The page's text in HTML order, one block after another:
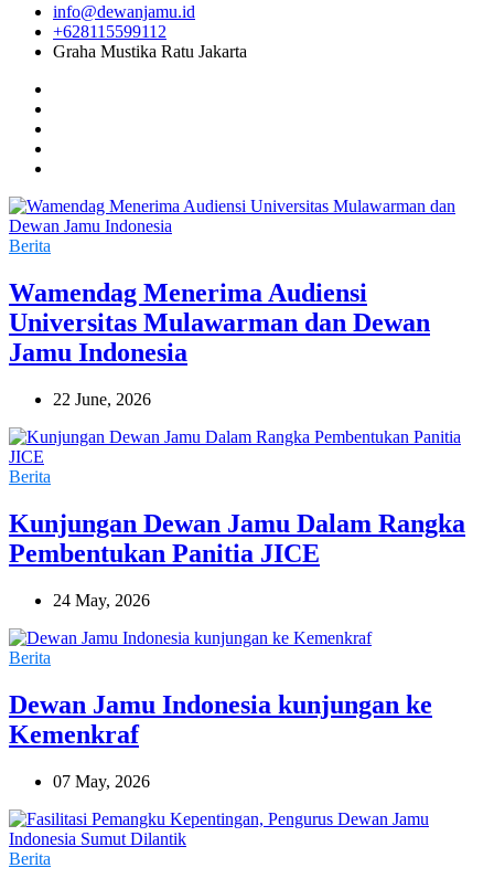
info@dewanjamu.id
+628115599112
Graha Mustika Ratu Jakarta
Berita
Wamendag Menerima Audiensi
Universitas Mulawarman dan Dewan
Jamu Indonesia
22 June, 2026
Berita
Kunjungan Dewan Jamu Dalam Rangka
Pembentukan Panitia JICE
24 May, 2026
Berita
Dewan Jamu Indonesia kunjungan ke
Kemenkraf
07 May, 2026
Berita